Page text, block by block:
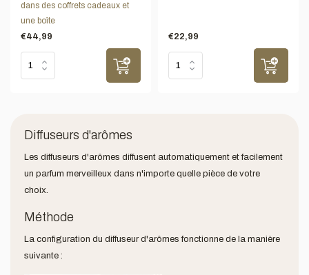
dans des coffrets cadeaux et
une boîte
€44,99
€22,99
Diffuseurs d'arômes
Les diffuseurs d'arômes diffusent automatiquement et facilement
un parfum merveilleux dans n'importe quelle pièce de votre
choix.
Méthode
La configuration du diffuseur d'arômes fonctionne de la manière
suivante :